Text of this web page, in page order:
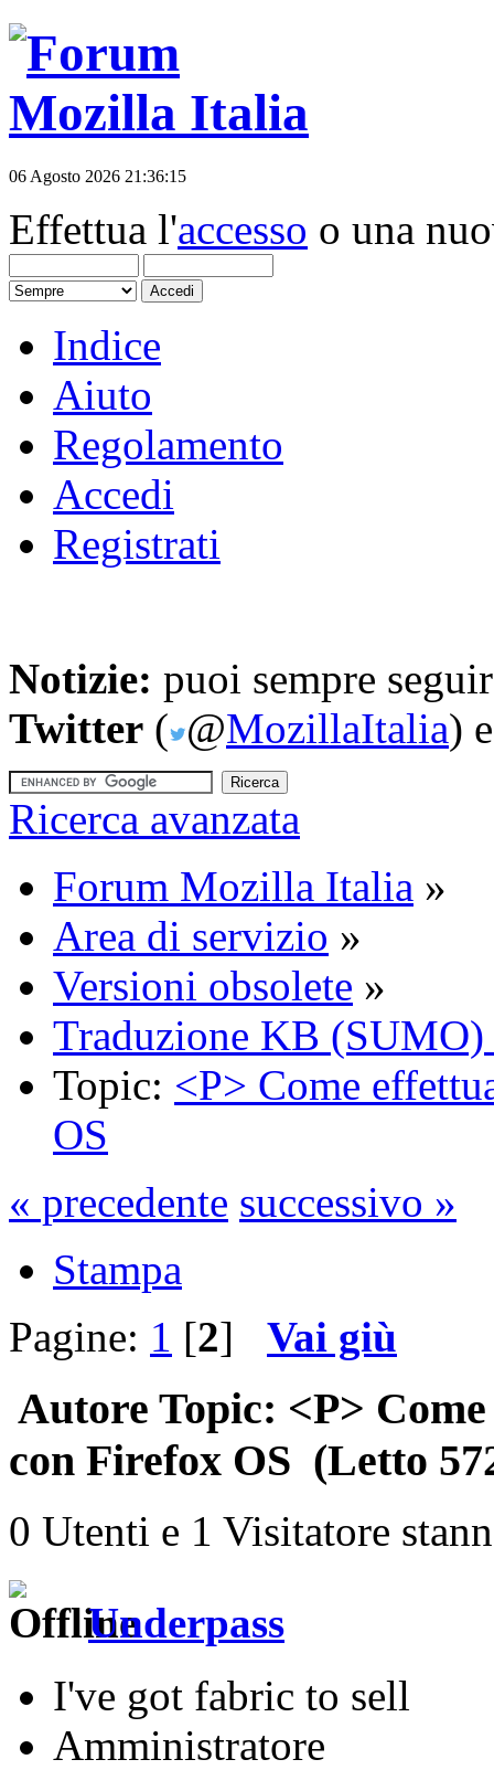
06 Agosto 2026 21:36:15
Effettua l'accesso o una
Indice
Aiuto
Regolamento
Accedi
Registrati
Notizie: puoi sempre
Twitter ( @MozillaItalia)
Ricerca avanzata
Forum Mozilla Italia »
Area di servizio »
Versioni obsolete »
Traduzione KB
Topic: <P> Come
OS
« precedente successivo »
Stampa
Pagine: 1 [2] Vai giù
Autore Topic: <P>
con Firefox OS (Letto
0 Utenti e 1 Visitatore
Underpass
I've got fabric to sell
Amministratore